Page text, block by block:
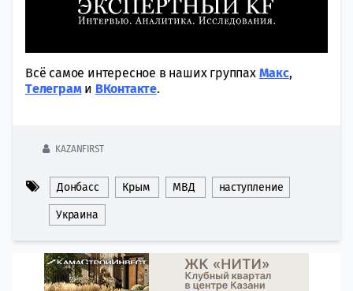
Всё самое интересное в наших группах Макс,
Tелеграми ВКонтакте.
KAZANFIRST
Донбасс Крым МВД наступление
Украина